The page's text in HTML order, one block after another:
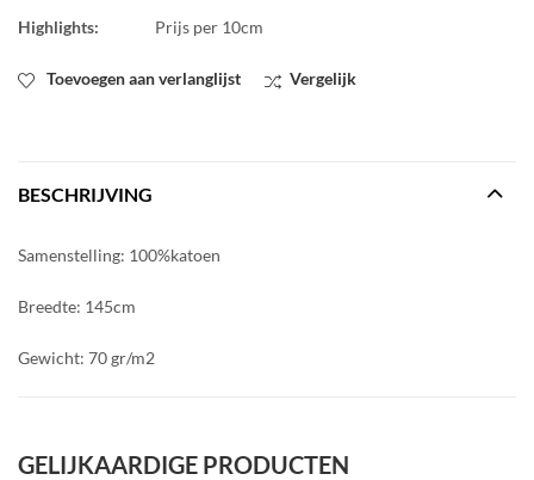
Highlights: Prijs per 10cm
Toevoegen aan verlanglijst Vergelijk
BESCHRIJVING
Samenstelling: 100%katoen
Breedte: 145cm
Gewicht: 70 gr/m2
GELIJKAARDIGE PRODUCTEN